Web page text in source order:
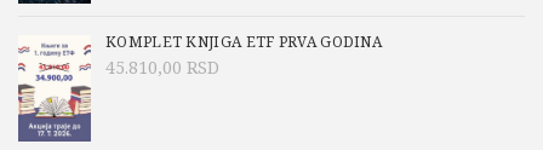
KOMPLET KNJIGA ETF PRVA GODINA
45.810,00 RSD